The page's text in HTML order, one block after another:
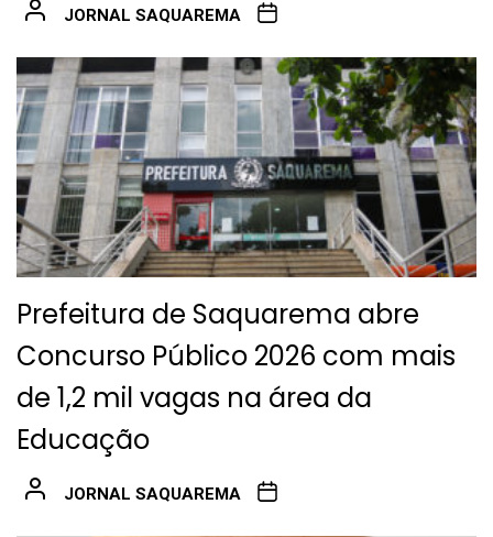
JORNAL SAQUAREMA
Prefeitura de Saquarema abre
Concurso Público 2026 com mais
de 1,2 mil vagas na área da
Educação
JORNAL SAQUAREMA